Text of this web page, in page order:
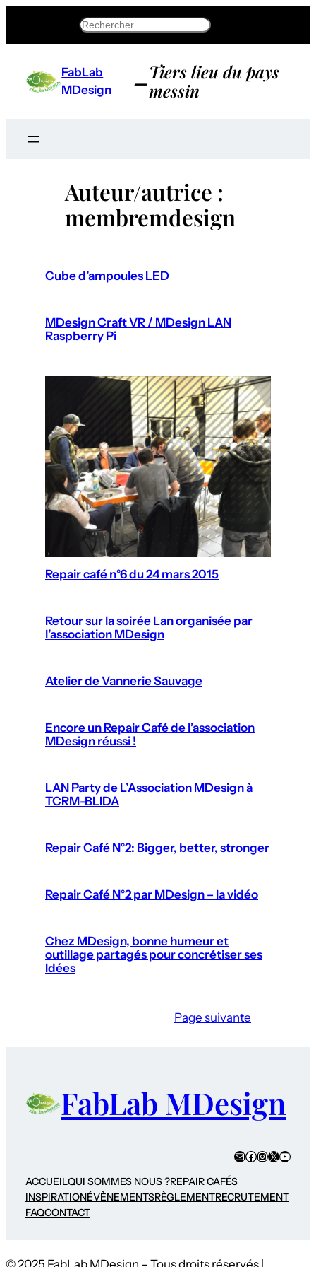
Search
FabLab
MDesign
–Tiers lieu du pays
messin
Auteur/autrice :
membremdesign
Cube d’ampoules LED
MDesign Craft VR / MDesign LAN
Raspberry Pi
Repair café n°6 du 24 mars 2015
Retour sur la soirée Lan organisée par
l’association MDesign
Atelier de Vannerie Sauvage
Encore un Repair Café de l’association
MDesign réussi !
LAN Party de L’Association MDesign à
TCRM-BLIDA
Repair Café N°2: Bigger, better, stronger
Repair Café N°2 par MDesign – la vidéo
Chez MDesign, bonne humeur et
outillage partagés pour concrétiser ses
Idées
Page suivante
FabLab MDesign
E-mailFacebook
Instagram
X
ACCUEILQUI SOMMES NOUS ?REPAIR CAFÉS
INSPIRATIONÉVÈNEMENTSRÈGLEMENTRECRUTEMENT
FAQCONTACT